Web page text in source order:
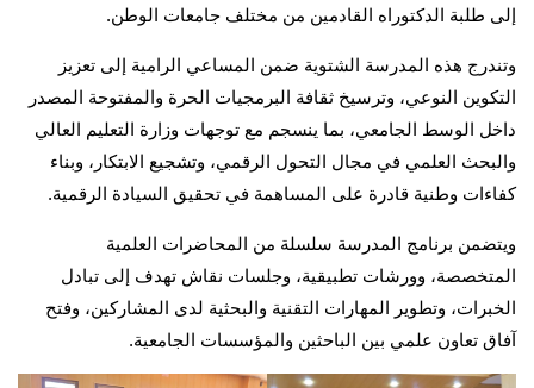
إلى طلبة الدكتوراه القادمين من مختلف جامعات الوطن.
وتندرج هذه المدرسة الشتوية ضمن المساعي الرامية إلى تعزيز
التكوين النوعي، وترسيخ ثقافة البرمجيات الحرة والمفتوحة المصدر
داخل الوسط الجامعي، بما ينسجم مع توجهات وزارة التعليم العالي
والبحث العلمي في مجال التحول الرقمي، وتشجيع الابتكار، وبناء
كفاءات وطنية قادرة على المساهمة في تحقيق السيادة الرقمية.
ويتضمن برنامج المدرسة سلسلة من المحاضرات العلمية
المتخصصة، وورشات تطبيقية، وجلسات نقاش تهدف إلى تبادل
الخبرات، وتطوير المهارات التقنية والبحثية لدى المشاركين، وفتح
آفاق تعاون علمي بين الباحثين والمؤسسات الجامعية.